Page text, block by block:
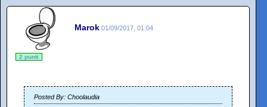
Marok 01/09/2017, 01:04
2 punti
Posted By: Choolaudia